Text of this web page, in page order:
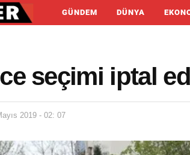
GÜNDEM DÜNYA
seçimi iptal
2019 - 02: 07